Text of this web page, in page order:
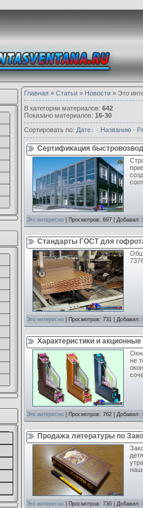
Главная » Статьи » Новости » Это
В категории материалов: 642
Показано материалов: 16-30
Сортировать по: Дате · Названию ·
Сертификация
Это интересно | Просмотров: 697 | Добавил:
Стандарты ГОСТ для
Это интересно | Просмотров: 731 | Добавил:
Характеристики и акционные
не
Это интересно | Просмотров: 762 | Добавил:
Продажа литературы по
Это интересно | Просмотров: 730 | Добавил: